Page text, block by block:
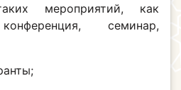
мероприятий, как
семинар,